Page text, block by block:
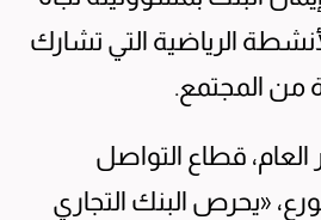
الرياضية التي تشارك
من المجتمع.
العام، قطاع التواصل
«يحرص البنك التجاري